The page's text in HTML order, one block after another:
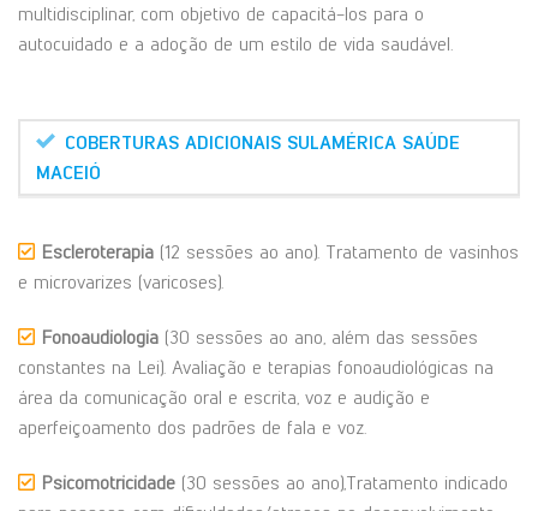
multidisciplinar, com objetivo de capacitá-los para o
autocuidado e a adoção de um estilo de vida saudável.
COBERTURAS ADICIONAIS SULAMÉRICA SAÚDE
MACEIÓ
Escleroterapia (12 sessões ao ano). Tratamento de vasinhos
e microvarizes (varicoses).
Fonoaudiologia (30 sessões ao ano, além das sessões
constantes na Lei). Avaliação e terapias fonoaudiológicas na
área da comunicação oral e escrita, voz e audição e
aperfeiçoamento dos padrões de fala e voz.
Psicomotricidade (30 sessões ao ano),Tratamento indicado